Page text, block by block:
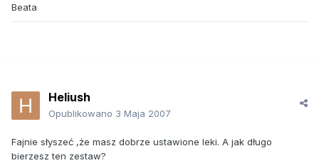
Beata
Heliush
Opublikowano 3 Maja 2007
Fajnie słyszeć ,że masz dobrze ustawione leki. A jak długo
bierzesz ten zestaw?